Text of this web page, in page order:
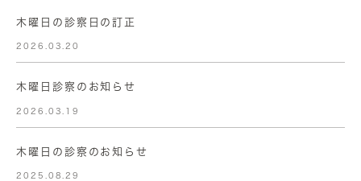
木曜日の診察日の訂正
2026.03.20
木曜日診察のお知らせ
2026.03.19
木曜日の診察のお知らせ
2025.08.29